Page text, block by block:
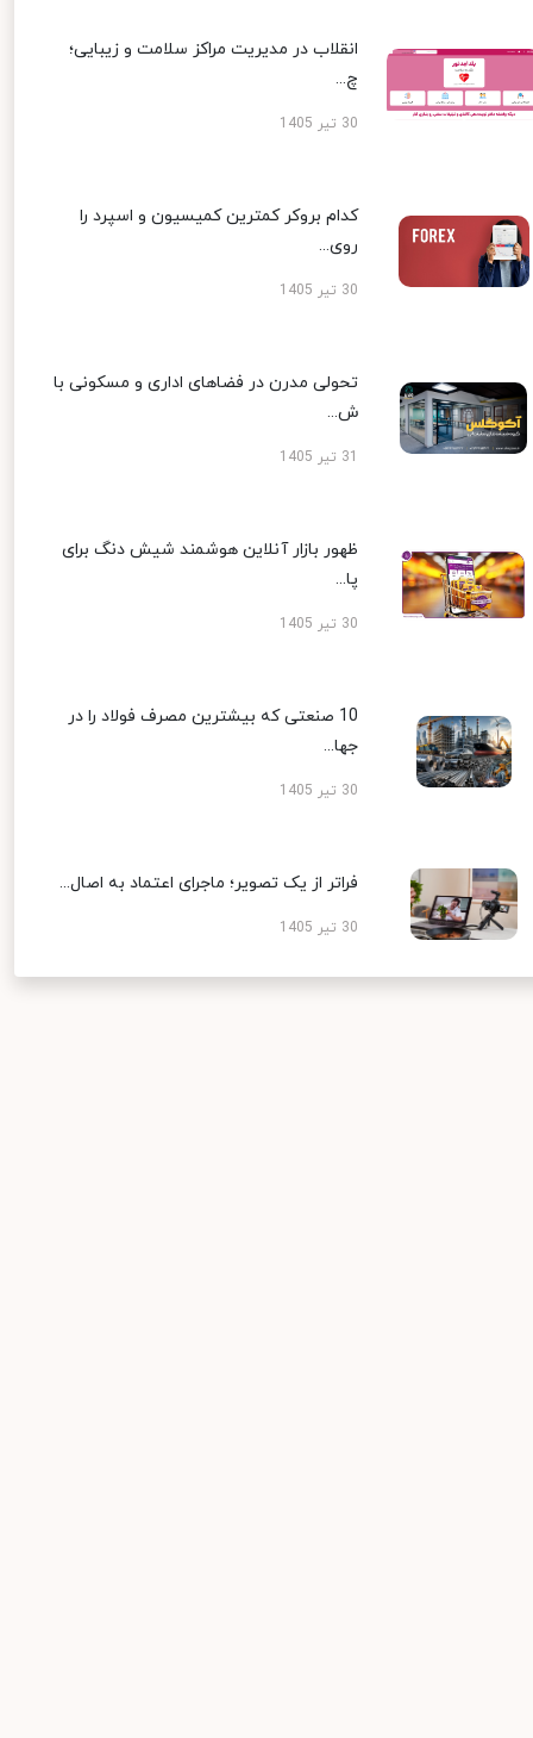
انقلاب در مدیریت مراکز سلامت و زیبایی؛
چ...
30 تیر 1405
کدام بروکر کمترین کمیسیون و اسپرد را
روی...
30 تیر 1405
تحولی مدرن در فضاهای اداری و مسکونی با
ش...
ظهور بازار آنلاین هوشمند شیش دنگ برای
پا...
30 تیر 1405
10 صنعتی که بیشترین مصرف فولاد را در
جها...
30 تیر 1405
فراتر از یک تصویر؛ ماجرای اعتماد به اصال...
30 تیر 1405